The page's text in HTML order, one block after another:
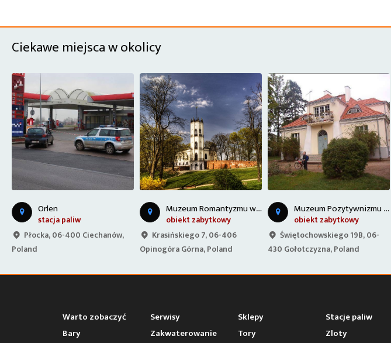
Ciekawe miejsca w okolicy
obiekt zabytkowy
Krasińskiego 7, 06-406
Opinogóra Górna, Poland
M
uzeum Pozytywnizmu w Gołotczyźnie
obiekt zabytkowy
Świętochowskiego 19B, 06-
430 Gołotczyzna, Poland
Elektrownia wiatrowa
ciekawe miejsce (inne)
Unnamed Road, 05-191,
Poland
Warto zobaczyć Serwisy Sklepy Stacje paliw
Bary
Zakwaterowanie Tory Zloty